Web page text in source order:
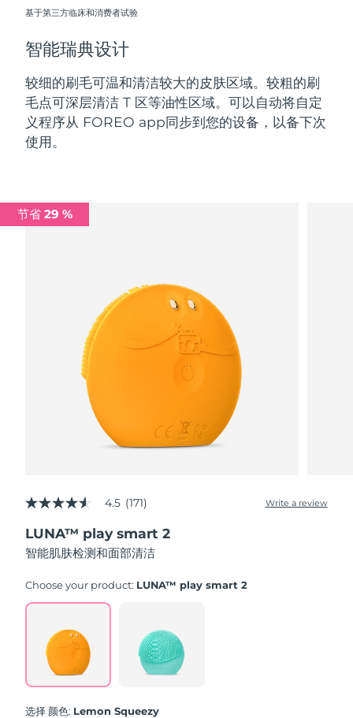
基于第三方临床和消费者试验
智能瑞典设计
较细的刷毛可温和清洁较大的皮肤区域。较粗的刷
毛点可深层清洁 T 区等油性区域。可以自动将自定
义程序从 FOREO app同步到您的设备，以备下次
使用。
节省 29 %
4.5
of
5
stars,
rating
Read
Reviews.
Same
page
link.
4.5 (171) Write a review
LUNA™ play smart 2
智能肌肤检测和面部清洁
Choose your product: LUNA™ play smart 2
选择 颜色: Lemon Squeezy
西班牙
瑞典
瑞士 预计送达日期 09/08/2026
台湾 预计送达日期 14/08/2026
土耳其
预计送达日期
乌兹别克斯坦 预计送达日期
预计送达日期